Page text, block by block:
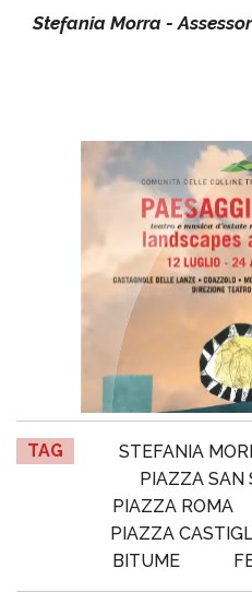
Stefania Morra -
TAG STEFANIA
PIAZZA SAN
PIAZZA ROMA
PIAZZA
BITUME